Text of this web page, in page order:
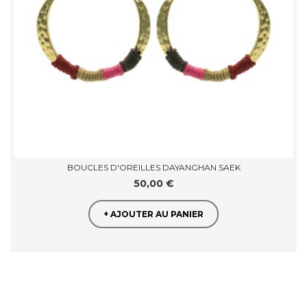
BOUCLES D'OREILLES DAYANGHAN SAEK
50,00 €
+ AJOUTER AU PANIER